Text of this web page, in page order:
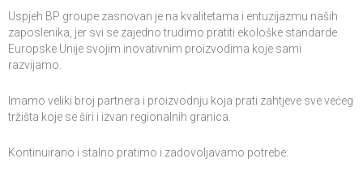
Uspjeh BP groupe zasnovan je na kvalitetama i entuzijazmu naših
zaposlenika, jer svi se zajedno trudimo pratiti ekološke standarde
Europske Unije svojim inovativnim proizvodima koje sami
razvijamo.
Imamo veliki broj partnera i proizvodnju koja prati zahtjeve sve većeg
tržišta koje se širi i izvan regionalnih granica.
Kontinuirano i stalno pratimo i zadovoljavamo potrebe: